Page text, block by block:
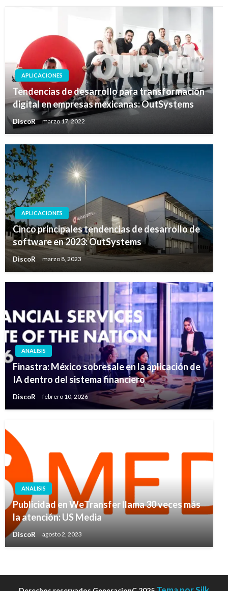
APLICACIONES
Tendencias de desarrollo para transformación
digital en empresas mexicanas: OutSystems
DiscoR marzo 17, 2022
APLICACIONES
Cinco principales tendencias de desarrollo de
software en 2023: OutSystems
DiscoR marzo 8, 2023
ANALISIS
Finastra: México sobresale en la aplicación de
IA dentro del sistema financiero
DiscoR febrero 10, 2026
ANALISIS
Publicidad en WeTransfer llama 30 veces más
la atención: US Media
DiscoR agosto 2, 2023